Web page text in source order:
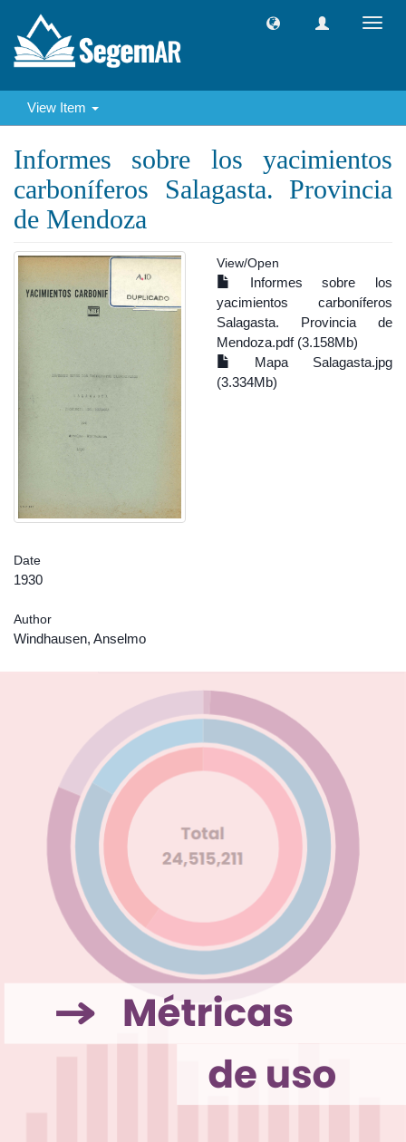
View Item
Informes sobre los yacimientos
carboníferos Salagasta. Provincia
de Mendoza
View/Open
Informes sobre los
yacimientos carboníferos
Salagasta. Provincia de
Mendoza.pdf (3.158Mb)
Mapa Salagasta.jpg
(3.334Mb)
Date
1930
Author
Windhausen, Anselmo